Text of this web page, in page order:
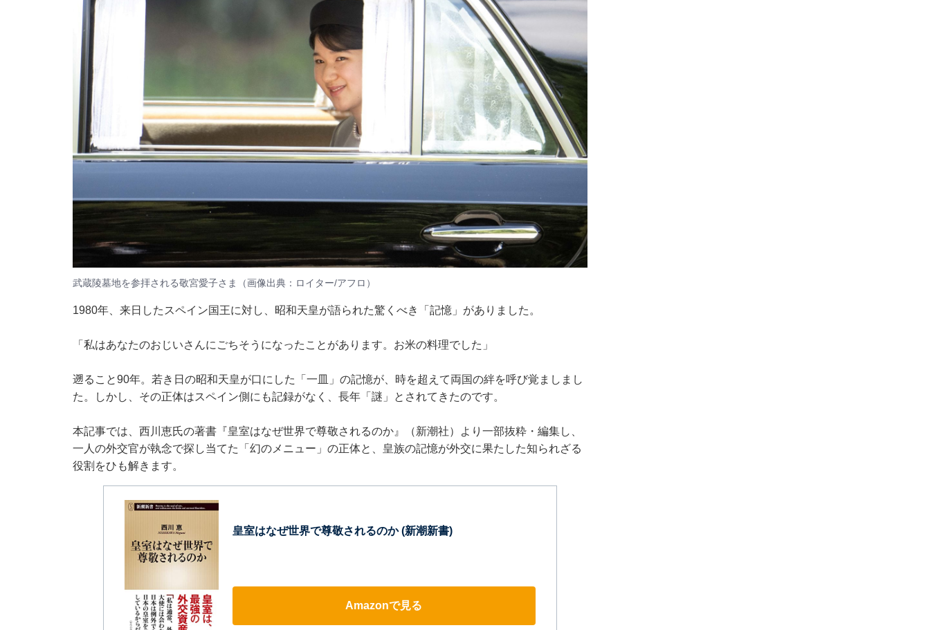
武蔵陵墓地を参拝される敬宮愛子さま（画像出典：ロイター/アフロ）
1980年、来日したスペイン国王に対し、昭和天皇が語られた驚くべき「記憶」がありました。
「私はあなたのおじいさんにごちそうになったことがあります。お米の料理でした」
遡ること90年。若き日の昭和天皇が口にした「一皿」の記憶が、時を超えて両国の絆を呼び覚ましまし
た。しかし、その正体はスペイン側にも記録がなく、長年「謎」とされてきたのです。
本記事では、西川恵氏の著書『皇室はなぜ世界で尊敬されるのか』
（新潮社）より一部抜粋・編集し、
一人の外交官が執念で探し当てた「幻のメニュー」の正体と、皇族の記憶が外交に果たした知られざる
役割をひも解きます。
皇室はなぜ世界で尊敬されるのか (新潮新書)
Amazonで見る